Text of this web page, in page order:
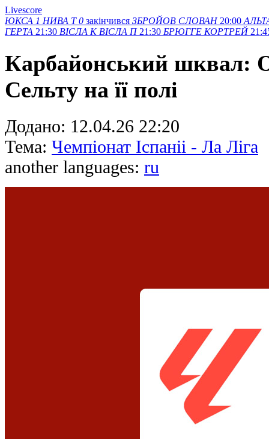
Livescore
ЮКСА 1 НИВА Т 0 закінчився ЗБРОЙОВ СЛОВАН 20:00
ГЕРТА 21:30 ВІСЛА K ВІСЛА П 21:30 БРЮГГЕ КОРТРЕЙ
Карбайонський шквал:
Сельту на її полі
Додано: 12.04.26 22:20
Тема: Чемпіонат Іспаніі - Ла Ліга
another languages: ru